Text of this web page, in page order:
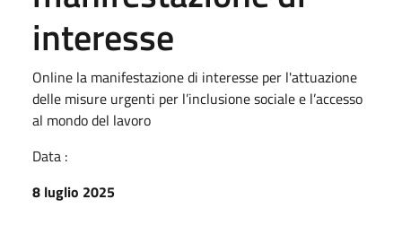
interesse
Online la manifestazione di interesse per l'attuazione
delle misure urgenti per l’inclusione sociale e l’accesso
al mondo del lavoro
Data :
8 luglio 2025